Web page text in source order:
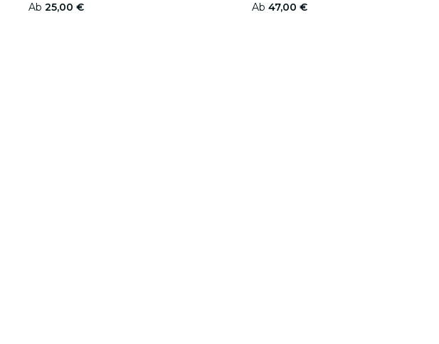
Ab 25,00 €
Ab 47,00 €